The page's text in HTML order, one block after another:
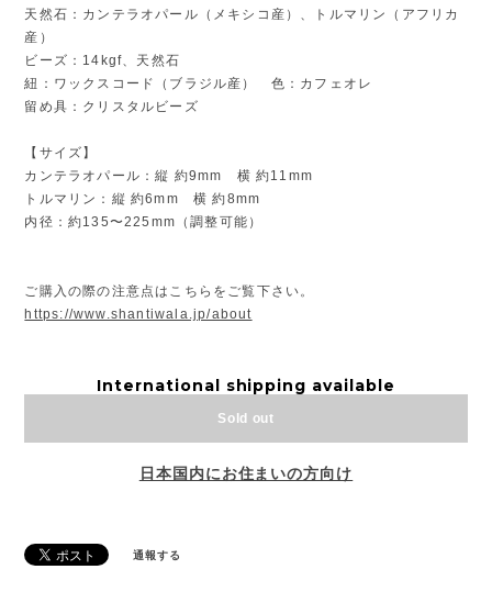
天然石：カンテラオパール（メキシコ産）、トルマリン（アフリカ
産）
ビーズ：14kgf、天然石
紐：ワックスコード（ブラジル産） 色：カフェオレ
留め具：クリスタルビーズ
【サイズ】
カンテラオパール：縦 約9mm 横 約11mm
トルマリン：縦 約6mm 横 約8mm
内径：約135〜225mm（調整可能）
ご購入の際の注意点はこちらをご覧下さい。
https://www.shantiwala.jp/about
International shipping available
Sold out
日本国内にお住まいの方向け
通報する